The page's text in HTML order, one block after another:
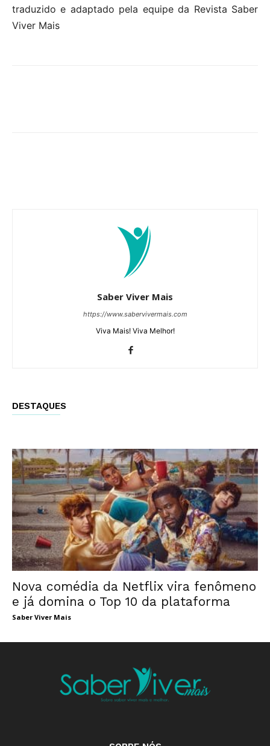
traduzido e adaptado pela equipe da Revista Saber
Viver Mais
Saber Viver Mais
https://www.sabervivermais.com
Viva Mais! Viva Melhor!
DESTAQUES
Nova comédia da Netflix vira fenômeno
e já domina o Top 10 da plataforma
Saber Viver Mais